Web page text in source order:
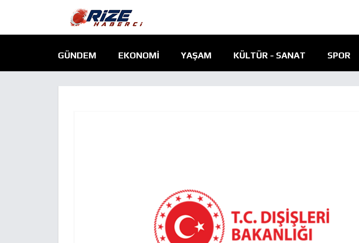
GÜNDEM EKONOMI YAŞAM KÜLTÜR - SANAT SPOR